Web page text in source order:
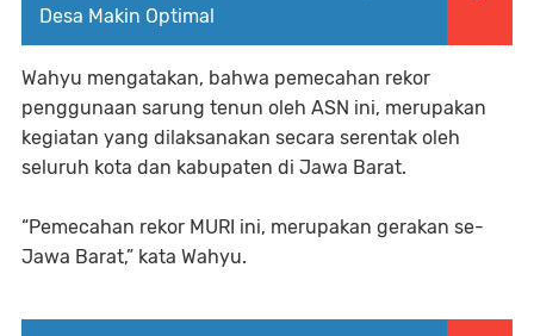
Desa Makin Optimal
Wahyu mengatakan, bahwa pemecahan rekor
penggunaan sarung tenun oleh ASN ini, merupakan
kegiatan yang dilaksanakan secara serentak oleh
seluruh kota dan kabupaten di Jawa Barat.
“Pemecahan rekor MURI ini, merupakan gerakan se-
Jawa Barat,” kata Wahyu.